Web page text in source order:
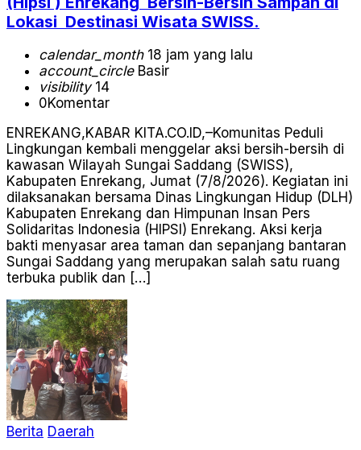
Lokasi Destinasi Wisata SWISS.
calendar_month18 jam yang lalu
account_circleBasir
visibility14
0Komentar
ENREKANG,KABAR KITA.CO.ID,–Komunitas Peduli
Lingkungan kembali menggelar aksi bersih-bersih di
kawasan Wilayah Sungai Saddang (SWISS),
Kabupaten Enrekang, Jumat (7/8/2026). Kegiatan ini
dilaksanakan bersama Dinas Lingkungan Hidup (DLH)
Kabupaten Enrekang dan Himpunan Insan Pers
Solidaritas Indonesia (HIPSI) Enrekang. Aksi kerja
bakti menyasar area taman dan sepanjang bantaran
Sungai Saddang yang merupakan salah satu ruang
terbuka publik dan […]
Berita Daerah